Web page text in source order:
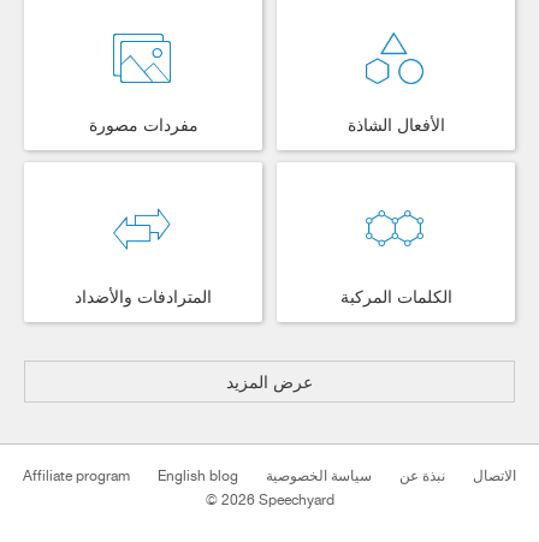
مفردات مصورة الأفعال الشاذة
المترادفات والأضداد الكلمات المركبة
عرض المزيد
Affiliate program English blog سياسة الخصوصية نبذة عن
الاتصال
© 2026 Speechyard